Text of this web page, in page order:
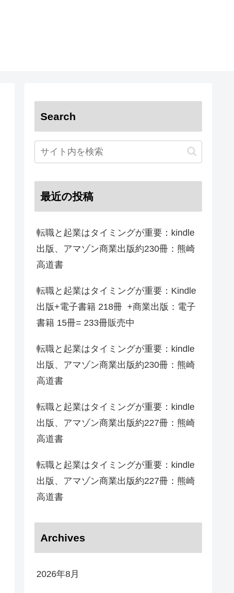
Search
最近の投稿
転職と起業はタイミングが重要：kindle
出版、アマゾン商業出版約230冊：熊崎
高道書
転職と起業はタイミングが重要：Kindle
出版+電子書籍 218冊 +商業出版：電子
書籍 15冊= 233冊販売中
転職と起業はタイミングが重要：kindle
出版、アマゾン商業出版約230冊：熊崎
高道書
転職と起業はタイミングが重要：kindle
出版、アマゾン商業出版約227冊：熊崎
高道書
転職と起業はタイミングが重要：kindle
出版、アマゾン商業出版約227冊：熊崎
高道書
Archives
2026年8月